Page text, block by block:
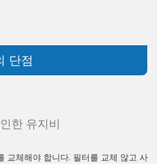
단점
한 유지비
교체해야 합니다. 필터를 교체 않고 사